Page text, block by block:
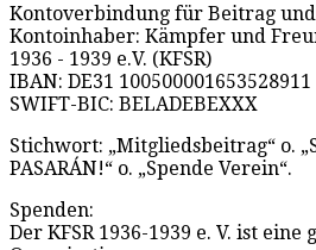
Kontoverbindung für Beitrag und
Kontoinhaber: Kämpfer und
1936 - 1939 e.V. (KFSR)
IBAN: DE31 100500001653528911
SWIFT-BIC: BELADEBEXXX
Stichwort: „Mitgliedsbeitrag“ o.
PASARÁN!“ o. „Spende Verein“.
Spenden:
Der KFSR 1936-1939 e. V. ist eine